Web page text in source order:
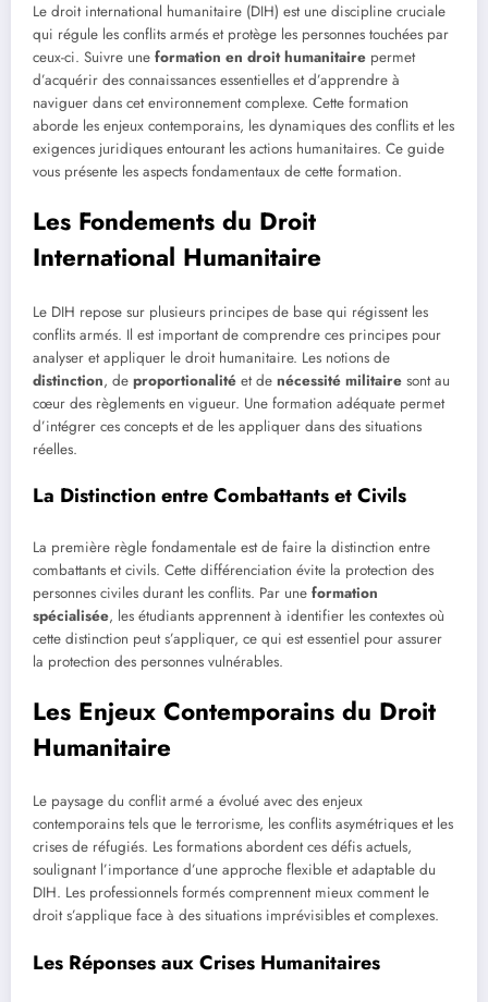
Le droit international humanitaire (DIH) est une discipline cruciale
qui régule les conflits armés et protège les personnes touchées par
ceux-ci. Suivre une formation en droit humanitaire permet
d’acquérir des connaissances essentielles et d’apprendre à
naviguer dans cet environnement complexe. Cette formation
aborde les enjeux contemporains, les dynamiques des conflits et les
exigences juridiques entourant les actions humanitaires. Ce guide
vous présente les aspects fondamentaux de cette formation.
Les Fondements du Droit
International Humanitaire
Le DIH repose sur plusieurs principes de base qui régissent les
conflits armés. Il est important de comprendre ces principes pour
analyser et appliquer le droit humanitaire. Les notions de
distinction, de proportionalité et de nécessité militaire sont au
cœur des règlements en vigueur. Une formation adéquate permet
d’intégrer ces concepts et de les appliquer dans des situations
réelles.
La Distinction entre Combattants et Civils
La première règle fondamentale est de faire la distinction entre
combattants et civils. Cette différenciation évite la protection des
personnes civiles durant les conflits. Par une formation
spécialisée, les étudiants apprennent à identifier les contextes où
cette distinction peut s’appliquer, ce qui est essentiel pour assurer
la protection des personnes vulnérables.
Les Enjeux Contemporains du Droit
Humanitaire
Le paysage du conflit armé a évolué avec des enjeux
contemporains tels que le terrorisme, les conflits asymétriques et les
crises de réfugiés. Les formations abordent ces défis actuels,
soulignant l’importance d’une approche flexible et adaptable du
DIH. Les professionnels formés comprennent mieux comment le
droit s’applique face à des situations imprévisibles et complexes.
Les Réponses aux Crises Humanitaires